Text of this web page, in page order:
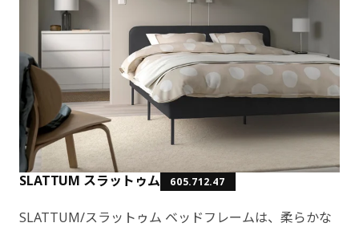
SLATTUM スラットゥム 605.712.47
SLATTUM/スラットゥム ベッドフレームは、柔らかな